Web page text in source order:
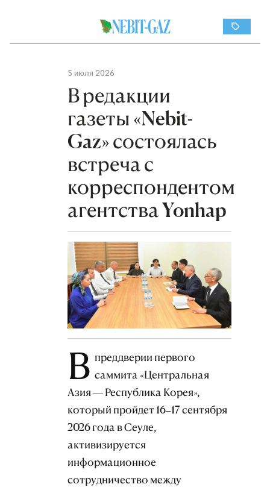
5 июля 2026
В редакции
газеты «Nebit-
Gaz» состоялась
встреча с
корреспондентом
агентства Yonhap
В преддверии первого
саммита «Центральная
Азия — Республика Корея»,
который пройдет 16–17 сентября
2026 года в Сеуле,
активизируется
информационное
сотрудничество между